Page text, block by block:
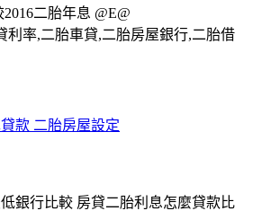
二胎年息 @E@
利率,二胎車貸,二胎房屋銀行,二胎借
款 二胎房屋設定
銀行比較 房貸二胎利息怎麼貸款比